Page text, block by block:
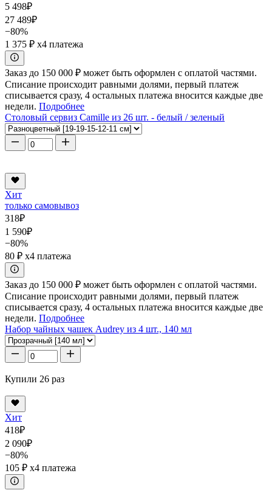
5 498₽
27 489₽
−80%
1 375 ₽ x4 платежа
Заказ до 150 000 ₽ может быть оформлен с оплатой частями.
Списание происходит равными долями, первый платеж
списывается сразу, 4 остальных платежа вносится каждые две
недели. Подробнее
Столовый сервиз Camille из 26 шт. - белый / зеленый
Хит
только самовывоз
318₽
1 590₽
−80%
80 ₽ x4 платежа
Заказ до 150 000 ₽ может быть оформлен с оплатой частями.
Списание происходит равными долями, первый платеж
списывается сразу, 4 остальных платежа вносится каждые две
недели. Подробнее
Набор чайных чашек Audrey из 4 шт., 140 мл
Купили 26 раз
Хит
418₽
2 090₽
−80%
105 ₽ x4 платежа